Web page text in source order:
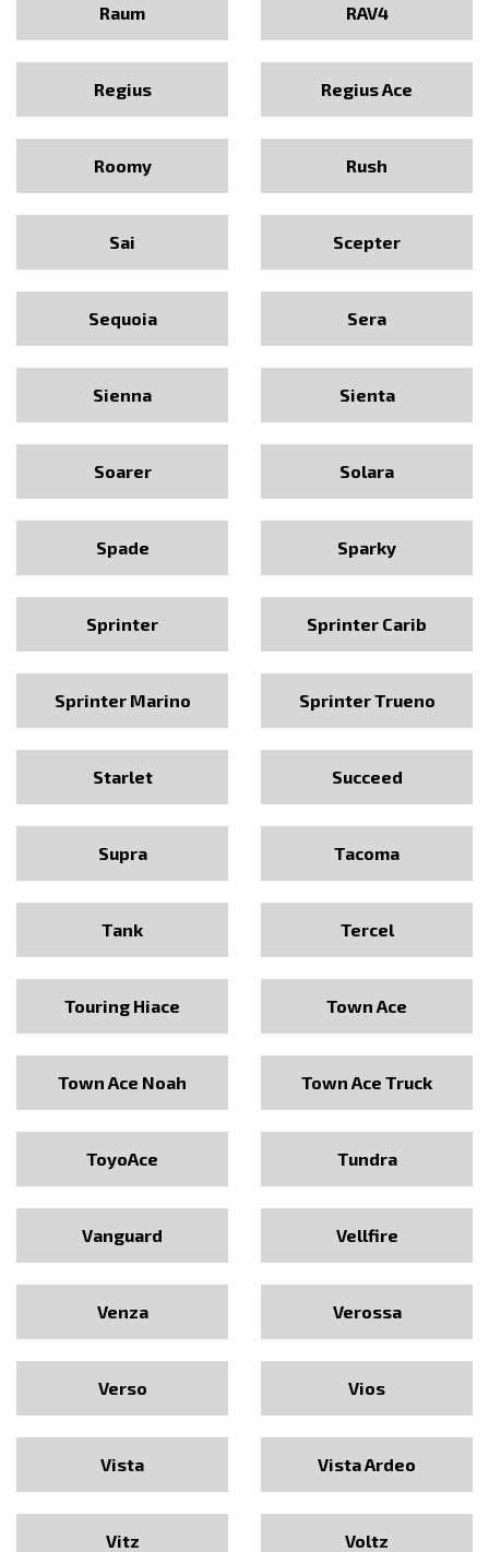
Raum RAV4
Regius Regius Ace
Roomy Rush
Sai Scepter
Sequoia Sera
Sienna Sienta
Soarer Solara
Spade Sparky
Sprinter Sprinter Carib
Sprinter Marino Sprinter Trueno
Starlet Succeed
Supra Tacoma
Tank Tercel
Touring Hiace Town Ace
Town Ace Noah Town Ace Truck
ToyoAce Tundra
Vanguard Vellfire
Venza Verossa
Verso Vios
Vista Vista Ardeo
Vitz Voltz